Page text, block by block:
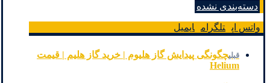
دسته‌بندی نشده
واتس اپ تلگرام ایمیل
قبلیچگونگی پیدایش گاز هلیوم | خرید گاز هلیم | قیمت
Helium